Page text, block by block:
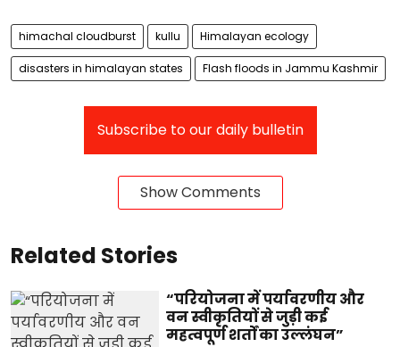
himachal cloudburst kullu Himalayan ecology
disasters in himalayan states Flash floods in Jammu Kashmir
Subscribe to our daily bulletin
Show Comments
Related Stories
“परियोजना में पर्यावरणीय और
वन स्वीकृतियों से जुड़ी कई
महत्वपूर्ण शर्तों का उल्लंघन”